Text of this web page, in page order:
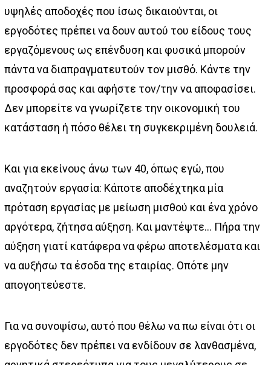
υψηλές αποδοχές που ίσως δικαιούνται, οι
εργοδότες πρέπει να δουν αυτού του είδους τους
εργαζόμενους ως επένδυση και φυσικά μπορούν
πάντα να διαπραγματευτούν τον μισθό. Κάντε την
προσφορά σας και αφήστε τον/την να αποφασίσει.
Δεν μπορείτε να γνωρίζετε την οικονομική του
κατάσταση ή πόσο θέλει τη συγκεκριμένη δουλειά.
Και για εκείνους άνω των 40, όπως εγώ, που
αναζητούν εργασία: Κάποτε αποδέχτηκα μία
πρόταση εργασίας με μείωση μισθού και ένα χρόνο
αργότερα, ζήτησα αύξηση. Και μαντέψτε… Πήρα την
αύξηση γιατί κατάφερα να φέρω αποτελέσματα και
να αυξήσω τα έσοδα της εταιρίας. Οπότε μην
απογοητεύεστε.
Για να συνοψίσω, αυτό που θέλω να πω είναι ότι οι
εργοδότες δεν πρέπει να ενδίδουν σε λανθασμένα,